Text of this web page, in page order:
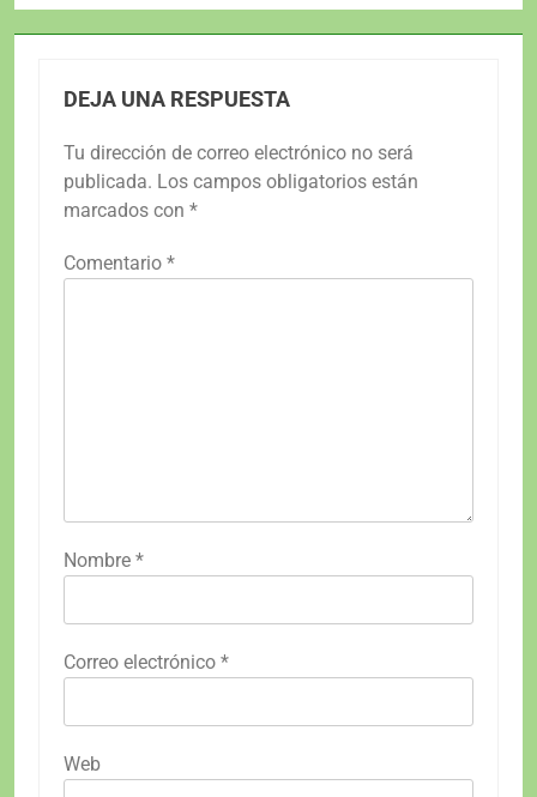
DEJA UNA RESPUESTA
Tu dirección de correo electrónico no será
publicada. Los campos obligatorios están
marcados con *
Comentario *
Nombre *
Correo electrónico *
Web